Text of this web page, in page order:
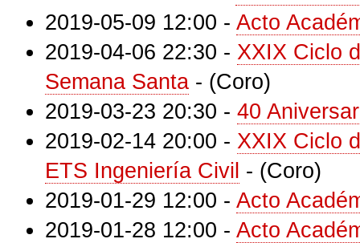
2019-05-09 12:00 - Acto
2019-04-06 22:30 - XXIX Ciclo
Semana Santa - (Coro)
2019-03-23 20:30 - 40
2019-02-14 20:00 - XXIX Ciclo
ETS Ingeniería Civil - (Coro)
2019-01-29 12:00 - Acto
2019-01-28 12:00 - Acto